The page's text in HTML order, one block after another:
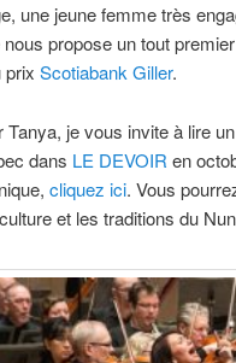
une jeune femme très
propose un tout
prix Scotiabank Giller.
je vous invite à lire
dans LE DEVOIR en
cliquez ici. Vous
et les traditions du